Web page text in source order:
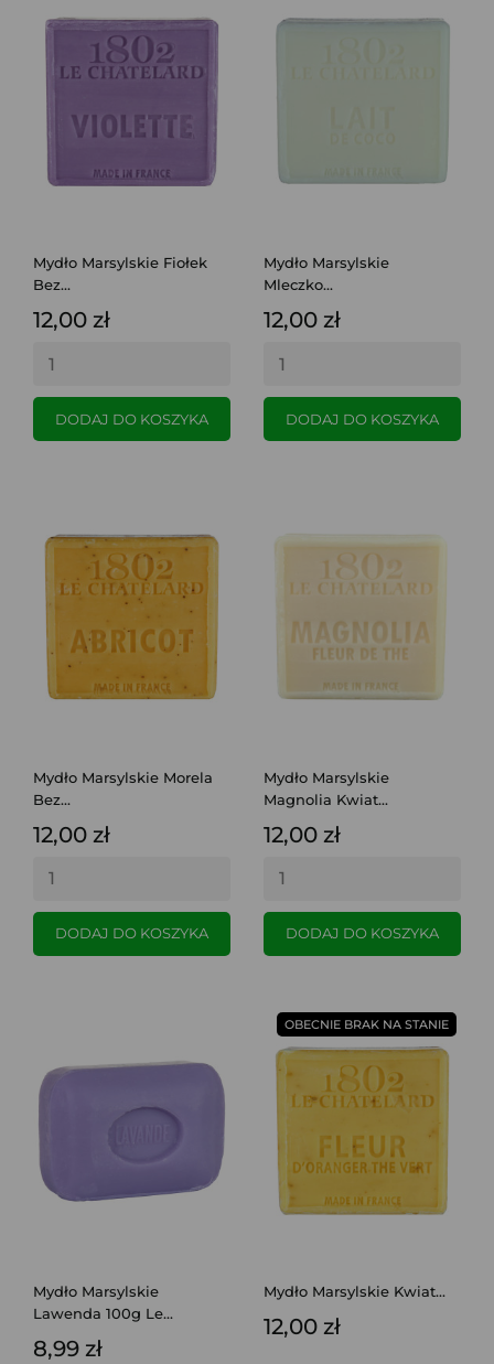
Mydło Marsylskie Fiołek
Bez...
12,00 zł
DODAJ DO KOSZYKA
Mydło Marsylskie
Mleczko...
12,00 zł
DODAJ DO KOSZYKA
Mydło Marsylskie Morela
Bez...
12,00 zł
DODAJ DO KOSZYKA
Mydło Marsylskie
Magnolia Kwiat...
12,00 zł
DODAJ DO KOSZYKA
Mydło Marsylskie
Lawenda 100g Le...
8,99 zł
Mydło Marsylskie Kwiat...
12,00 zł
OBECNIE BRAK NA STANIE